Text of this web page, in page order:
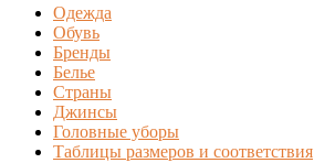
Одежда
Обувь
Бренды
Белье
Страны
Джинсы
Головные уборы
Таблицы размеров и соответствия